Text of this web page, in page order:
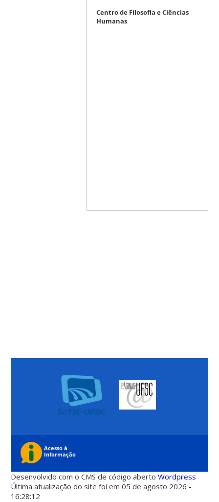
Centro de Filosofia e Ciências
Humanas
Desenvolvido com o CMS de código abertoWordpress
Última atualização do site foi em 05 de agosto 2026 -
16:28:12